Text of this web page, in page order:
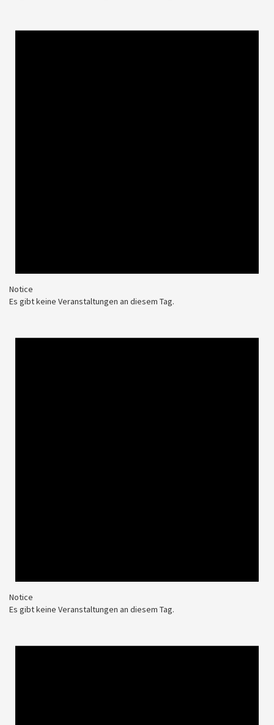
Notice
Es gibt keine Veranstaltungen an diesem Tag.
Notice
Es gibt keine Veranstaltungen an diesem Tag.